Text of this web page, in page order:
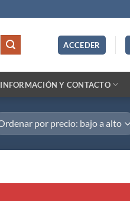
ACCEDER
INFORMACIÓN Y CONTACTO